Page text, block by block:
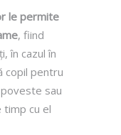
le permite
, fiind
în cazul în
copil pentru
sau
cu el